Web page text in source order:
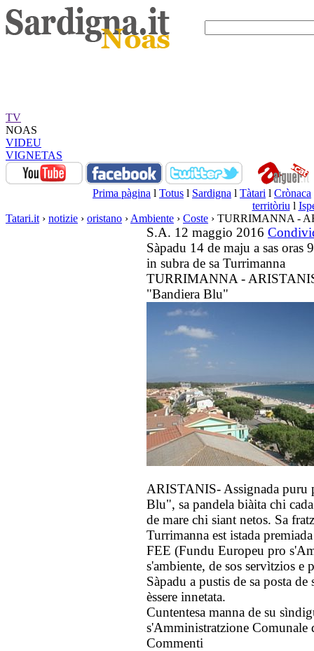
TV
NOAS
VIDEU
VIGNETAS
Prima pàgina l Totus l Sardigna l Tàtari l Crònaca
territòriu l
Tatari.it › notizie › oristano › Ambiente › Coste › TURRIMANNA -
S.A. 12 maggio 2016
Sàpadu 14 de maju a sas oras
in subra de sa Turrimanna
TURRIMANNA -
"Bandiera Blu"
ARISTANIS- Assignada puru
Blu", sa pandela biàita chi
de mare chi siant netos. Sa
Turrimanna est istada
FEE (Fundu Europeu pro
s'ambiente, de sos servìtzios e
Sàpadu a pustis de sa posta
èssere innetata.
Cuntentesa manna de su
s'Amministratzione Comunale
Commenti